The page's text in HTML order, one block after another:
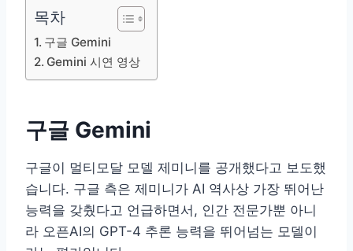
목차
구글 Gemini
Gemini 시연 영상
구글 Gemini
구글이 멀티모달 모델 제미니를 공개했다고 보도했
습니다. 구글 측은 제미니가 AI 역사상 가장 뛰어난
능력을 갖췄다고 언급하면서, 인간 전문가뿐 아니
라 오픈AI의 GPT-4 추론 능력을 뛰어넘는 모델이